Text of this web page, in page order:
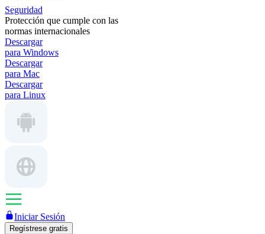
Seguridad
Protección que cumple con las
normas internacionales
Descargar
para Windows
Descargar
para Mac
Descargar
para Linux
Iniciar Sesión
Regístrese gratis